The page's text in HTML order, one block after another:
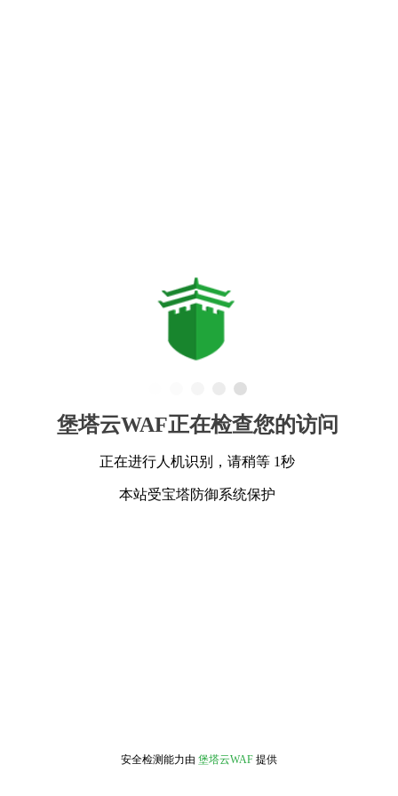
堡塔云WAF正在检查您的访问
正在进行人机识别，请稍等 1秒
本站受宝塔防御系统保护
安全检测能力由 堡塔云WAF 提供